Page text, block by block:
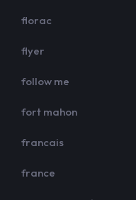
florac
flyer
follow me
fort mahon
francais
france